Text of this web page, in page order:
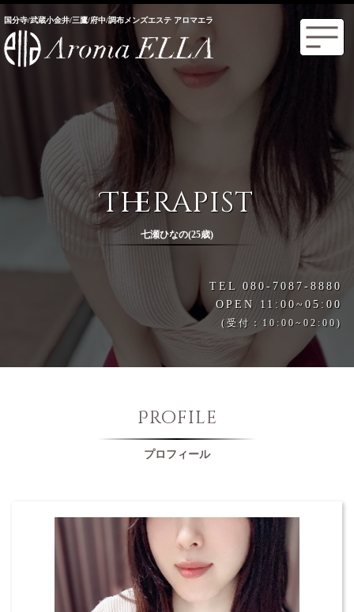
国分寺/武蔵小金井/三鷹/府中/調布メンズエステ アロマエラ
TEL 080-7087-8880
OPEN 11:00~05:00
(受付：10:00~02:00)
Therapist
七瀬ひなの(25歳)
Profile
プロフィール